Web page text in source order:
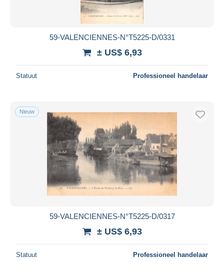
59-VALENCIENNES-N°T5225-D/0331
± US$ 6,93
Statuut Professioneel handelaar
Nieuw
59-VALENCIENNES-N°T5225-D/0317
± US$ 6,93
Statuut Professioneel handelaar